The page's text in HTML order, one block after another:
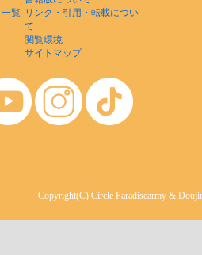
一覧 リンク・引用・転載につい
て
閲覧環境
サイトマップ
Copyright(C) Circle Paradisearmy &